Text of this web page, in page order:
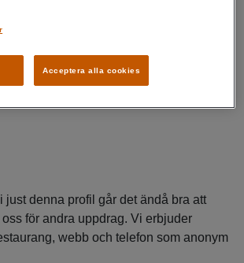
ålderskontroll krävs behöver du alltid
just denna profil går det ändå bra att
för andra uppdrag. Vi erbjuder
webb och telefon som anonym
Acceptera alla cookies